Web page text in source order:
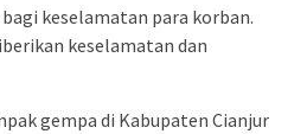
keselamatan para korban.
keselamatan dan
gempa di Kabupaten Cianjur